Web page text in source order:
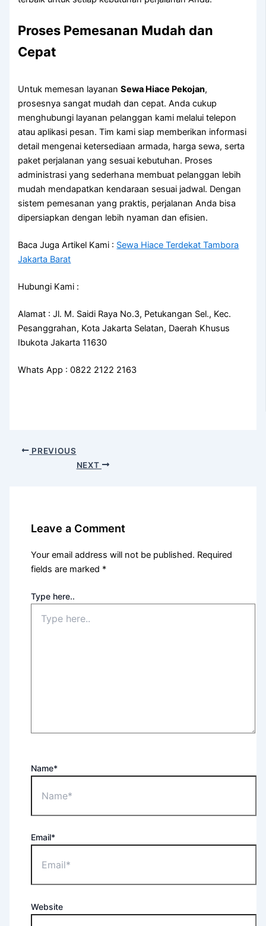
Proses Pemesanan Mudah dan
Cepat
Untuk memesan layananSewa Hiace Pekojan,
prosesnya sangat mudah dan cepat. Anda cukup
menghubungi layanan pelanggan kami melalui telepon
atau aplikasi pesan. Tim kami siap memberikan informasi
detail mengenai ketersediaan armada, harga sewa, serta
paket perjalanan yang sesuai kebutuhan. Proses
administrasi yang sederhana membuat pelanggan lebih
mudah mendapatkan kendaraan sesuai jadwal. Dengan
sistem pemesanan yang praktis, perjalanan Anda bisa
dipersiapkan dengan lebih nyaman dan efisien.
Baca Juga Artikel Kami : Sewa Hiace Terdekat Tambora
Jakarta Barat
Hubungi Kami :
Alamat : Jl. M. Saidi Raya No.3, Petukangan Sel., Kec.
Pesanggrahan, Kota Jakarta Selatan, Daerah Khusus
Ibukota Jakarta 11630
Whats App : 0822 2122 2163
PREVIOUS
NEXT
Leave a Comment
Your email address will not be published. Required
fields are marked *
Type here..
Name*
Email*
Website